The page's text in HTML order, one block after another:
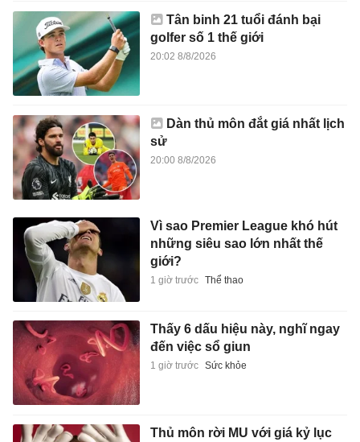
Tân binh 21 tuổi đánh bại
golfer số 1 thế giới
20:02 8/8/2026
Dàn thủ môn đắt giá nhất lịch
sử
20:00 8/8/2026
Vì sao Premier League khó hút
những siêu sao lớn nhất thế
giới?
1 giờ trước Thể thao
Thấy 6 dấu hiệu này, nghĩ ngay
đến việc sổ giun
1 giờ trước Sức khỏe
Thủ môn rời MU với giá kỷ lục